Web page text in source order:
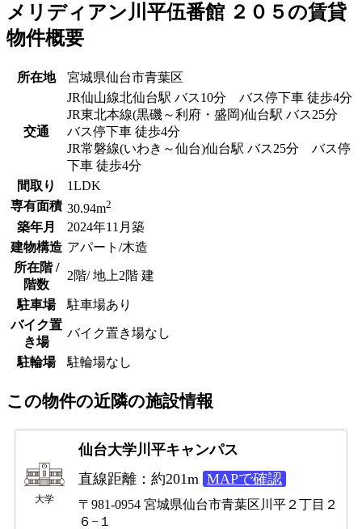
メリディアン川平伍番館 ２０５の賃貸
物件概要
所在地 宮城県仙台市青葉区
交通
JR仙山線北仙台駅 バス10分 バス停下車 徒歩4分
JR東北本線(黒磯～利府・盛岡)仙台駅 バス25分
バス停下車 徒歩4分
JR常磐線(いわき～仙台)仙台駅 バス25分 バス停
下車 徒歩4分
間取り
1LDK
専有面積 30.94m2
築年月
2024年11月築
建物構造 アパート/木造
所在階 /
階数
2階/ 地上2階 建
駐車場
駐車場あり
バイク置
き場
バイク置き場なし
駐輪場 駐輪場なし
この物件の近隣の施設情報
大学
仙台大学川平キャンパス
直線距離：約201m MAPで確認
〒981-0954 宮城県仙台市青葉区川平２丁目２
６−１